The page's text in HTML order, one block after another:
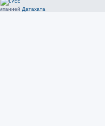
Датахата